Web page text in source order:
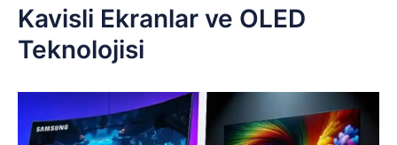
Kavisli Ekranlar ve OLED
Teknolojisi